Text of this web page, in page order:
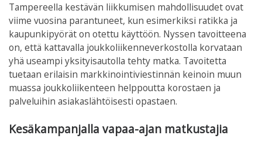
Tampereella kestävän liikkumisen mahdollisuudet ovat
viime vuosina parantuneet, kun esimerkiksi ratikka ja
kaupunkipyörät on otettu käyttöön. Nyssen tavoitteena
on, että kattavalla joukkoliikenneverkostolla korvataan
yhä useampi yksityisautolla tehty matka. Tavoitetta
tuetaan erilaisin markkinointiviestinnän keinoin muun
muassa joukkoliikenteen helppoutta korostaen ja
palveluihin asiakaslähtöisesti opastaen.
Kesäkampanjalla vapaa-ajan matkustajia